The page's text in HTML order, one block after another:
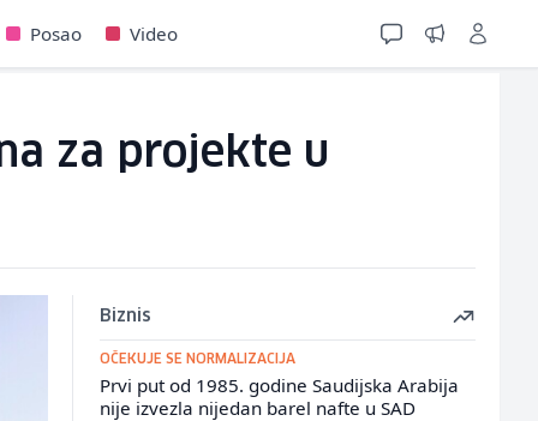
Posao Video
za projekte u
Biznis
OČEKUJE SE NORMALIZACIJA
Prvi put od 1985. godine Saudijska Arabija
nije izvezla nijedan barel nafte u SAD